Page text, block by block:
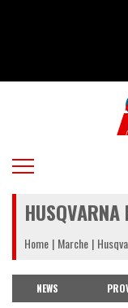
HUSQVARNA
Home Marche
NEWS